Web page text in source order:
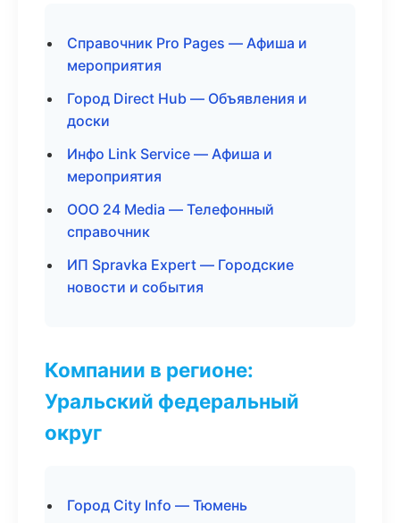
Справочник Pro Pages — Афиша и
мероприятия
Город Direct Hub — Объявления и
доски
Инфо Link Service — Афиша и
мероприятия
ООО 24 Media — Телефонный
справочник
ИП Spravka Expert — Городские
новости и события
Компании в регионе:
Уральский федеральный
округ
Город City Info — Тюмень